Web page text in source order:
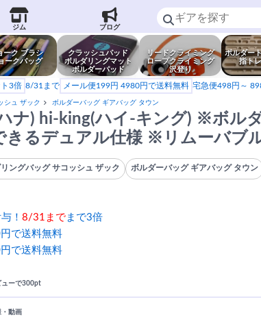
ジム ブログ
ーク ブラシ
ークバッグ
クラッシュパッド
ボルダリングマット
ボルダーパッド
リードクライミング
ロープクライミング
沢登り
ボルダー
指ト
3倍 8/31まで メール便199円 4980円で送料無料 宅急便498円～
シュ ザック ボルダーバッグ ギアバッグ タウン
ナ) hi-king(ハイ-キング) ※ボル
きるデュアル仕様 ※リムーバブ
ングバッグ サコッシュ ザック ボルダーバッグ ギアバッグ タウン
！ 8/31まで まで3倍
で送料無料
で送料無料
ューで300pt
・動画